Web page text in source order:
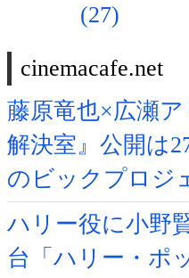
(27)
cinemacafe.net
藤原竜也×広瀬
解決室』公開は
のビックプロジ
ハリー役に小野
台「ハリー・ポ